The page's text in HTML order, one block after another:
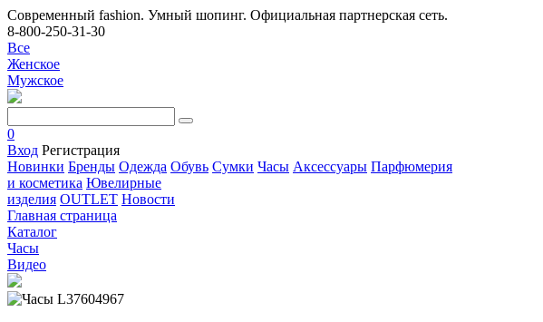
Современный fashion. Умный шопинг. Официальная партнерская сеть.
8-800-250-31-30
Все
Женское
Мужское
0
Вход Регистрация
Новинки Бренды Одежда Обувь Сумки Часы Аксессуары Парфюмерия
и косметика Ювелирные
изделия OUTLET Новости
Главная страница
Каталог
Часы
Видео